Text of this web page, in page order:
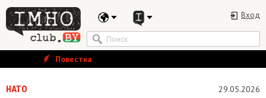
Вход
Повестка
НАТО 29.05.2026